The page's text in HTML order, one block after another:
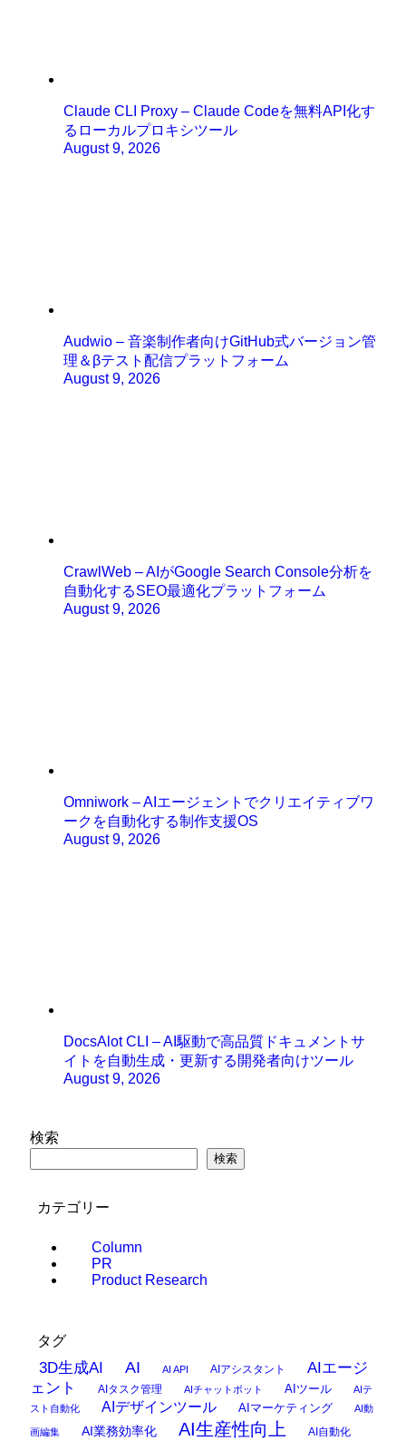
Claude CLI Proxy – Claude Codeを無料API化す
るローカルプロキシツール
August 9, 2026
Audwio – 音楽制作者向けGitHub式バージョン管
理＆βテスト配信プラットフォーム
August 9, 2026
CrawlWeb – AIがGoogle Search Console分析を
自動化するSEO最適化プラットフォーム
August 9, 2026
Omniwork – AIエージェントでクリエイティブワ
ークを自動化する制作支援OS
August 9, 2026
DocsAlot CLI – AI駆動で高品質ドキュメントサ
イトを自動生成・更新する開発者向けツール
August 9, 2026
検索
検索
カテゴリー
Column
PR
Product Research
タグ
3D生成AI AI AI API AIアシスタント
AIエージ
ェント
AIタスク管理 AIチャットボット AIツール
AIテ
スト自動化
AIデザインツール AIマーケティング AI動
画編集 AI業務効率化 AI生産性向上 AI自動化